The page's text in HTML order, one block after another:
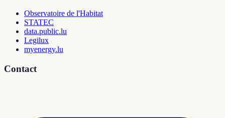
Observatoire de l'Habitat
STATEC
data.public.lu
Legilux
myenergy.lu
Contact